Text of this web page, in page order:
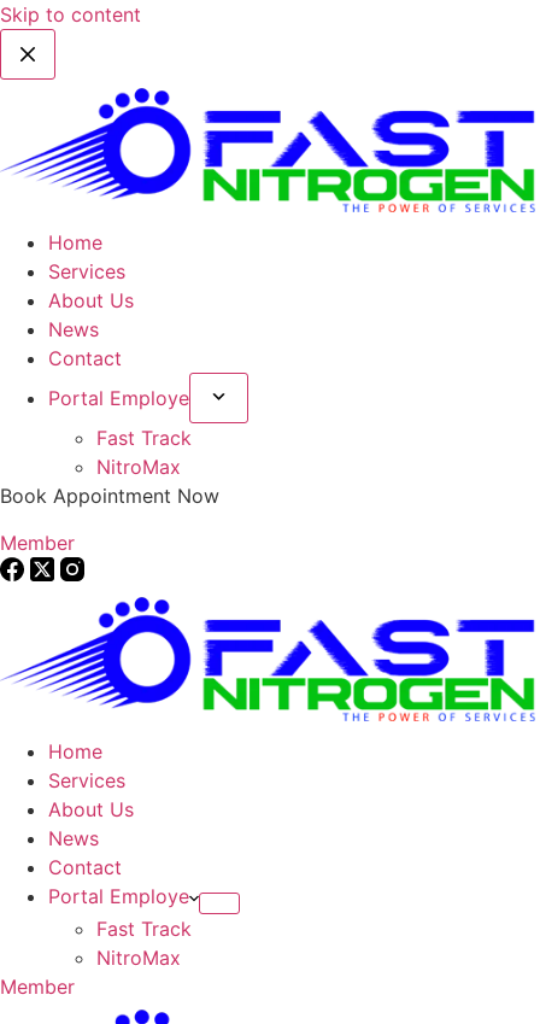
Skip to content
Home
Services
About Us
News
Contact
Portal Employe
Fast Track
NitroMax
Book Appointment Now
Member
Home
Services
About Us
News
Contact
Portal Employe
Fast Track
NitroMax
Member